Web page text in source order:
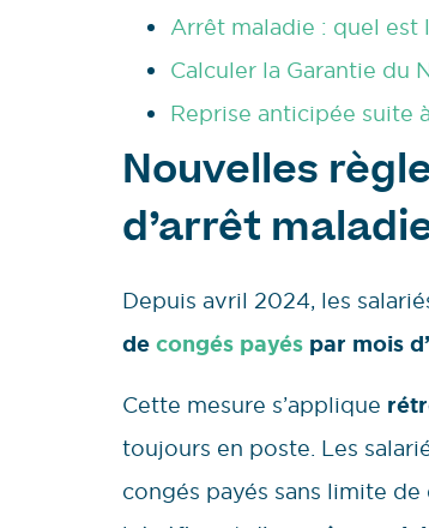
Arrêt maladie : quel est
Calculer la Garantie du
Reprise anticipée suite
Nouvelles
d’arrêt
Depuis avril 2024, les
de congés payés par mois
Cette mesure s’applique
toujours en poste. Les
congés payés sans limite